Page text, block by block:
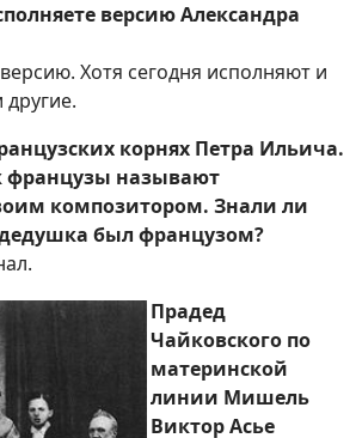
версию Александра
Хотя сегодня исполняют и
корнях Петра Ильича.
французы называют
композитором. Знали ли
был французом?
Прадед
Чайковского по
материнской
линии Мишель
Виктор Асье